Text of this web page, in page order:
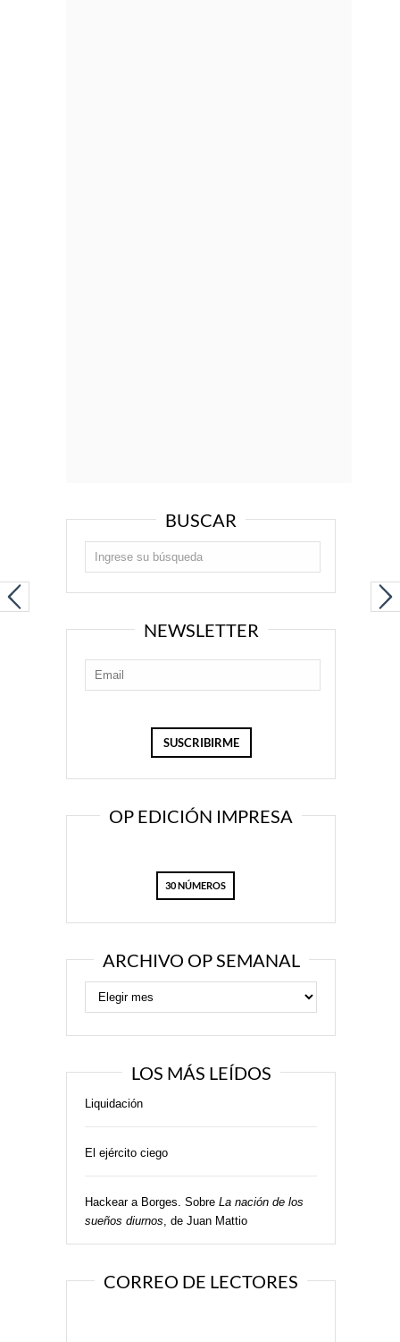
BUSCAR
NEWSLETTER
OP EDICIÓN IMPRESA
30 NÚMEROS
ARCHIVO OP SEMANAL
LOS MÁS LEÍDOS
Liquidación
El ejército ciego
Hackear a Borges. Sobre La nación de los
sueños diurnos, de Juan Mattio
CORREO DE LECTORES